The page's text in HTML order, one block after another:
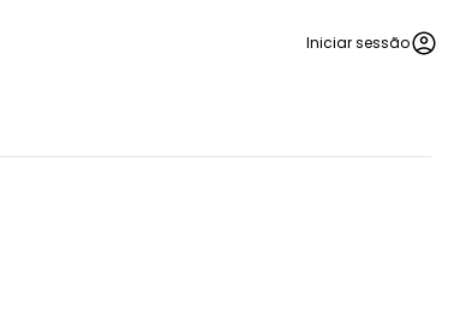
Iniciar sessão